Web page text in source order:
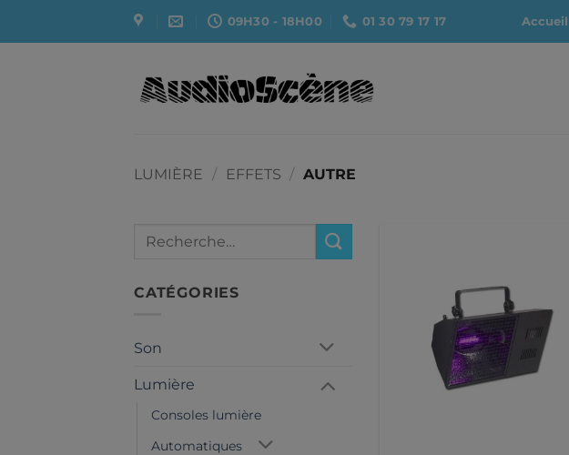
09H30 - 18H00 01 30 79 17 17 Accueil
LUMIÈRE / EFFETS / AUTRE
Recherche
CATÉGORIES
Son
Lumière
Consoles lumière
Automatiques